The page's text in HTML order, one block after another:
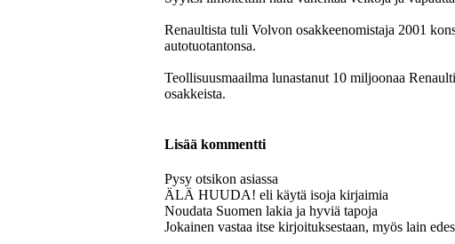
Renaultista tuli Volvon osakkeenomistaja 2001
autotuotantonsa.
Teollisuusmaailma lunastanut 10 miljoonaa
osakkeista.
Lisää kommentti
Pysy otsikon asiassa
ÄLÄ HUUDA! eli käytä isoja kirjaimia
Noudata Suomen lakia ja hyviä tapoja
Jokainen vastaa itse kirjoituksestaan, myös lain